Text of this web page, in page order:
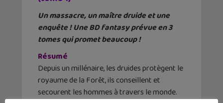
Un massacre, un maître druide et une
enquête ! Une BD fantasy prévue en 3
tomes qui promet beaucoup !
Résumé
Depuis un millénaire, les druides protègent le
royaume de la Forêt, ils conseillent et
secourent les hommes à travers le monde.